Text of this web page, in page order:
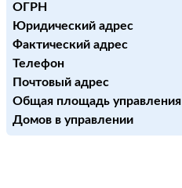
ОГРН
Юридический адрес
Фактический адрес
Телефон
Почтовый адрес
Общая площадь управления
Домов в управлении